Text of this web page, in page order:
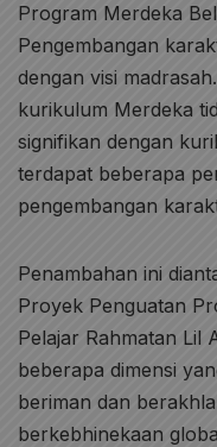
Program Merdeka
Pengembangan
dengan visi
kurikulum Merdeka
signifikan dengan
terdapat beberapa
pengembangan
Penambahan ini
Proyek Penguatan
Pelajar Rahmatan Lil
beberapa dimensi
beriman dan
berkebhinekaan